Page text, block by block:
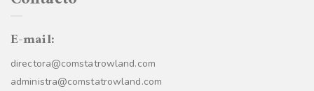
E-mail:
directora@comstatrowland.com
administra@comstatrowland.com